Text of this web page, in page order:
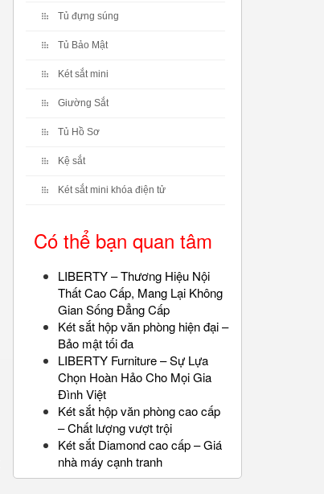
Tủ đựng súng
Tủ Bảo Mật
Két sắt mini
Giường Sắt
Tủ Hồ Sơ
Kệ sắt
Két sắt mini khóa điện tử
Có thể bạn quan tâm
LIBERTY – Thương Hiệu Nội
Thất Cao Cấp, Mang Lại Không
Gian Sống Đẳng Cấp
Két sắt hộp văn phòng hiện đại –
Bảo mật tối đa
LIBERTY Furniture – Sự Lựa
Chọn Hoàn Hảo Cho Mọi Gia
Đình Việt
Két sắt hộp văn phòng cao cấp
– Chất lượng vượt trội
Két sắt Diamond cao cấp – Giá
nhà máy cạnh tranh